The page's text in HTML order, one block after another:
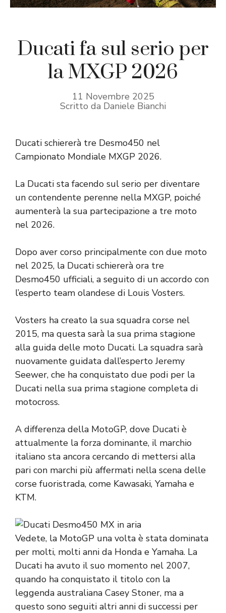
Ducati fa sul serio per
la MXGP 2026
11 Novembre 2025
Scritto da Daniele Bianchi
Ducati schiererà tre Desmo450 nel
Campionato Mondiale MXGP 2026.
La Ducati sta facendo sul serio per diventare
un contendente perenne nella MXGP, poiché
aumenterà la sua partecipazione a tre moto
nel 2026.
Dopo aver corso principalmente con due moto
nel 2025, la Ducati schiererà ora tre
Desmo450 ufficiali, a seguito di un accordo con
l’esperto team olandese di Louis Vosters.
Vosters ha creato la sua squadra corse nel
2015, ma questa sarà la sua prima stagione
alla guida delle moto Ducati. La squadra sarà
nuovamente guidata dall’esperto Jeremy
Seewer, che ha conquistato due podi per la
Ducati nella sua prima stagione completa di
motocross.
A differenza della MotoGP, dove Ducati è
attualmente la forza dominante, il marchio
italiano sta ancora cercando di mettersi alla
pari con marchi più affermati nella scena delle
corse fuoristrada, come Kawasaki, Yamaha e
KTM.
Vedete, la MotoGP una volta è stata dominata
per molti, molti anni da Honda e Yamaha. La
Ducati ha avuto il suo momento nel 2007,
quando ha conquistato il titolo con la
leggenda australiana Casey Stoner, ma a
questo sono seguiti altri anni di successi per